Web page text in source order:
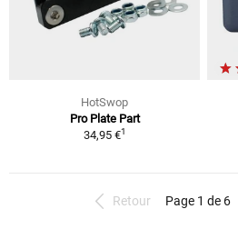
HotSwop
Pro Plate Part
34,95 €1
Retour Page 1 de 6